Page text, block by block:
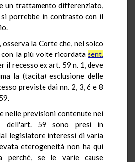
un trattamento differenziato,
si porrebbe in contrasto con il
osserva la Corte che, nel solco
con la più volte ricordata sent.
il recesso ex art. 59 n. 1, deve
la (tacita) esclusione delle
previste dai nn. 2, 3, 6 e 8
nelle previsioni contenute nei
dell'art. 59 sono presi in
legislatore interessi di varia
eterogeneità non ha qui
perché, se le varie cause